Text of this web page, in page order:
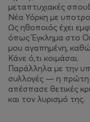
μεταπτυχιακές
Νέα Υόρκη με
Ως ηθοποιός έχει
όπως Έγκλημα στο
μου αγαπημένη,
Κάνε ό,τι κοιμάσαι.
Παράλληλα με την
συλλογές — η πρώτη
απέσπασε θετικές
και τον λυρισμό της.